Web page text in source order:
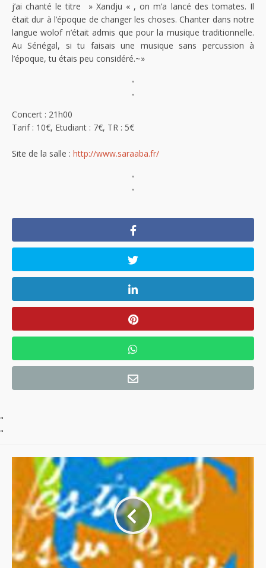
j’ai chanté le titre » Xandju « , on m’a lancé des tomates. Il
était dur à l’époque de changer les choses. Chanter dans notre
langue wolof n’était admis que pour la musique traditionnelle.
Au Sénégal, si tu faisais une musique sans percussion à
l’époque, tu étais peu considéré.~»
"
"
Concert : 21h00
Tarif : 10€, Etudiant : 7€, TR : 5€
Site de la salle : http://www.saraaba.fr/
"
"
"
"